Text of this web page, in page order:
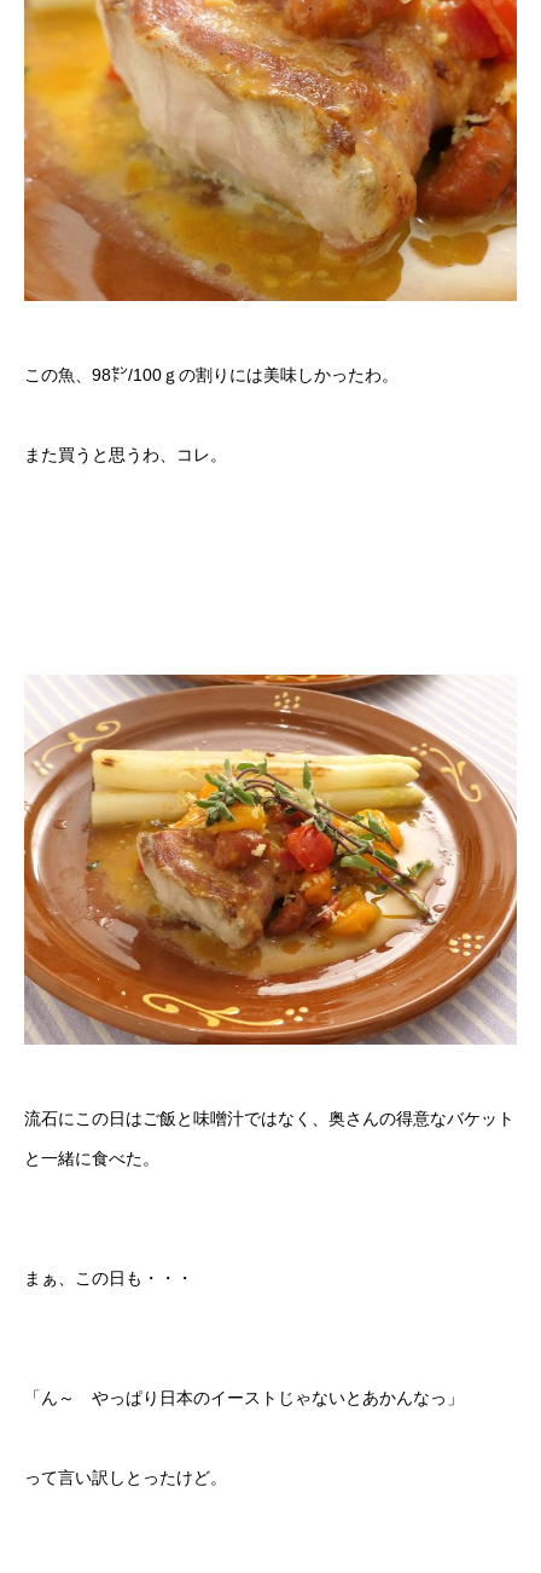
この魚、98㌣/100ｇの割りには美味しかったわ。
また買うと思うわ、コレ。
流石にこの日はご飯と味噌汁ではなく、奥さんの得意なバケット
と一緒に食べた。
まぁ、この日も・・・
「ん～ やっぱり日本のイーストじゃないとあかんなっ」
って言い訳しとったけど。